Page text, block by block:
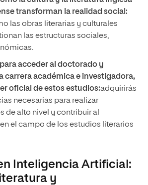
transforman la realidad social:
las obras literarias y culturales
las estructuras sociales,
para acceder al doctorado y
carrera académica e investigadora,
oficial de estos estudios:adquirirás
necesarias para realizar
de alto nivel y contribuir al
el campo de los estudios literarios
Inteligencia Artificial:
y